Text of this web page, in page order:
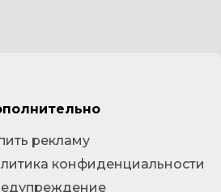
рекламу
конфиденциальности